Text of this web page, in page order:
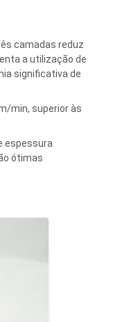
camadas reduz
a utilização de
significativa de
min, superior às
espessura
ótimas